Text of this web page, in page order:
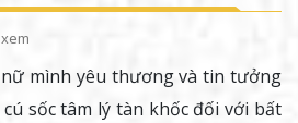
mình yêu thương và tin tưởng
sốc tâm lý tàn khốc đối với bất